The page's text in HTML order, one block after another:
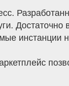
инстанции